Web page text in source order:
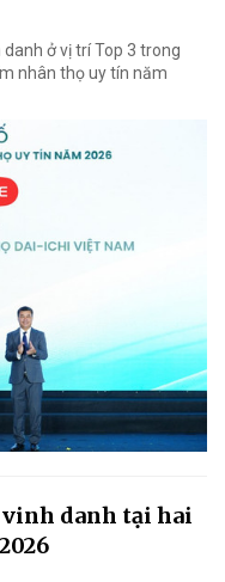
ở vị trí Top 3 trong
nhân thọ uy tín năm
vinh danh tại hai